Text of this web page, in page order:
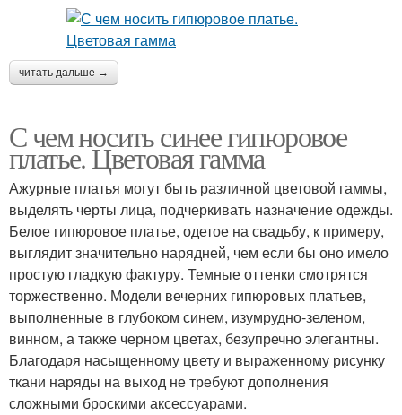
читать дальше →
С чем носить синее гипюровое
платье. Цветовая гамма
Ажурные платья могут быть различной цветовой гаммы,
выделять черты лица, подчеркивать назначение одежды.
Белое гипюровое платье, одетое на свадьбу, к примеру,
выглядит значительно нарядней, чем если бы оно имело
простую гладкую фактуру. Темные оттенки смотрятся
торжественно. Модели вечерних гипюровых платьев,
выполненные в глубоком синем, изумрудно-зеленом,
винном, а также черном цветах, безупречно элегантны.
Благодаря насыщенному цвету и выраженному рисунку
ткани наряды на выход не требуют дополнения
сложными броскими аксессуарами.